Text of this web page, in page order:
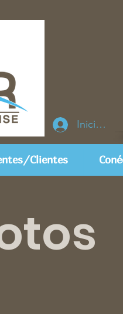
Iniciar
Clientes